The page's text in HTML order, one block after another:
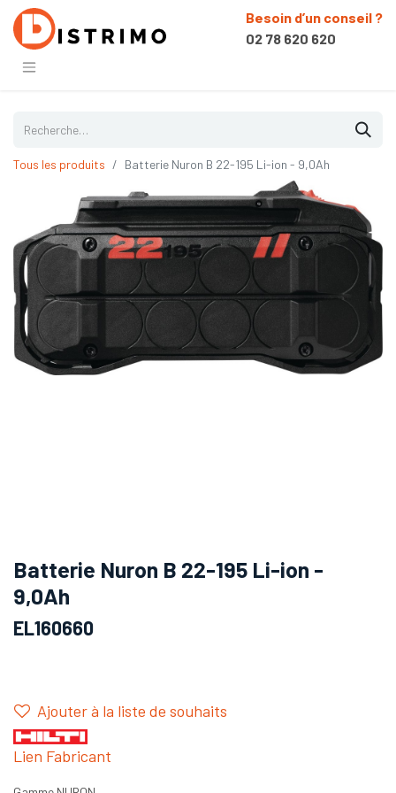
Besoin d’un conseil ?
02 78 620 620
Tous les produits Batterie Nuron B 22-195 Li-ion - 9,0Ah
Batterie Nuron B 22-195 Li-ion -
9,0Ah
EL160660
Ajouter à la liste de souhaits
Lien Fabricant